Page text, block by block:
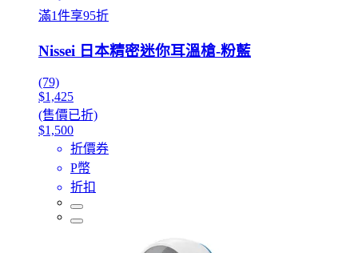
滿1件享95折
Nissei 日本精密迷你耳溫槍-粉藍
(79)
$1,425
(售價已折)
$1,500
折價券
P幣
折扣